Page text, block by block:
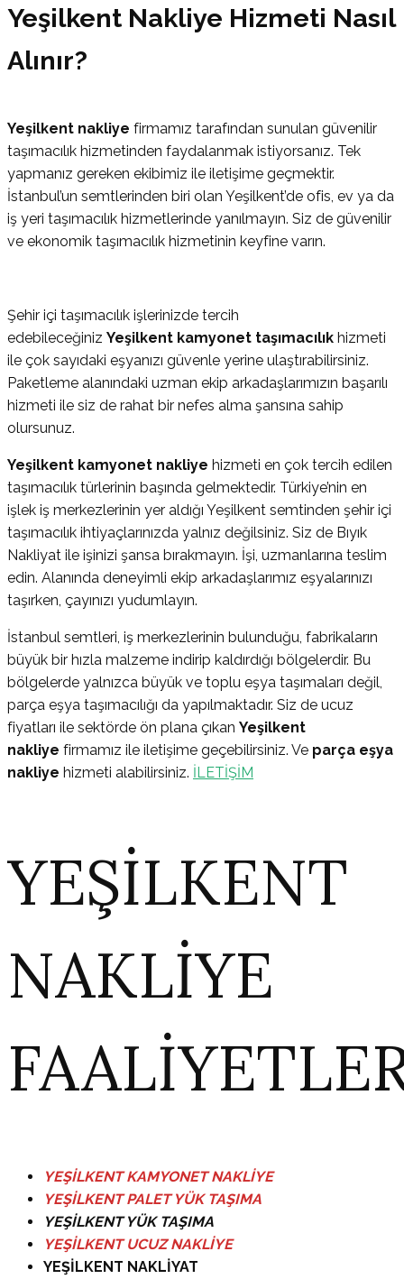
Yeşilkent Nakliye Hizmeti Nasıl
Alınır?
Yeşilkent nakliye firmamız tarafından sunulan güvenilir
taşımacılık hizmetinden faydalanmak istiyorsanız. Tek
yapmanız gereken ekibimiz ile iletişime geçmektir.
İstanbul’un semtlerinden biri olan Yeşilkent’de ofis, ev ya da
iş yeri taşımacılık hizmetlerinde yanılmayın. Siz de güvenilir
ve ekonomik taşımacılık hizmetinin keyfine varın.
Şehir içi taşımacılık işlerinizde tercih
edebileceğiniz Yeşilkent kamyonet taşımacılık hizmeti
ile çok sayıdaki eşyanızı güvenle yerine ulaştırabilirsiniz.
Paketleme alanındaki uzman ekip arkadaşlarımızın başarılı
hizmeti ile siz de rahat bir nefes alma şansına sahip
olursunuz.
Yeşilkent kamyonet nakliye hizmeti en çok tercih edilen
taşımacılık türlerinin başında gelmektedir. Türkiye’nin en
işlek iş merkezlerinin yer aldığı Yeşilkent semtinden şehir içi
taşımacılık ihtiyaçlarınızda yalnız değilsiniz. Siz de Bıyık
Nakliyat ile işinizi şansa bırakmayın. İşi, uzmanlarına teslim
edin. Alanında deneyimli ekip arkadaşlarımız eşyalarınızı
taşırken, çayınızı yudumlayın.
İstanbul semtleri, iş merkezlerinin bulunduğu, fabrikaların
büyük bir hızla malzeme indirip kaldırdığı bölgelerdir. Bu
bölgelerde yalnızca büyük ve toplu eşya taşımaları değil,
parça eşya taşımacılığı da yapılmaktadır. Siz de ucuz
fiyatları ile sektörde ön plana çıkan Yeşilkent
nakliye firmamız ile iletişime geçebilirsiniz. Ve parça eşya
nakliye hizmeti alabilirsiniz. İLETİŞİM
YEŞİLKENT
NAKLİYE
YEŞİLKENT KAMYONET NAKLİYE
YEŞİLKENTPALET YÜK TAŞIMA
YEŞİLKENTYÜK TAŞIMA
YEŞİLKENTUCUZ NAKLİYE
YEŞİLKENT NAKLİYAT